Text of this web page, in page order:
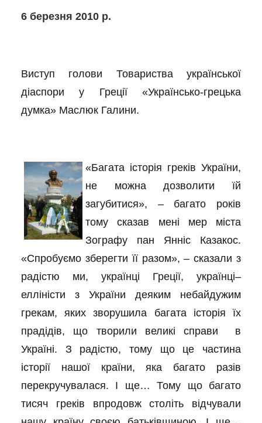
6 березня 2010 р.
Виступ голови Товариства української
діаспори у Греції «Українсько-грецька
думка» Маслюк Галини.
«Багата історія греків України,
не можна дозволити їй
загубитися», – багато років
тому сказав мені мер міста
Зографу пан Янніс Казакос.
«Спробуємо зберегти її разом», – сказали з
радістю ми, українці Греції, українці–
елліністи з України деяким небайдужим
грекам, яких зворушила багата історія їх
прадідів, що творили великі справи в
Україні. З радістю, тому що це частина
історії нашої країни, яка багато разів
перекручувалася. І ще… Тому що багато
тисяч греків впродовж століть відчували